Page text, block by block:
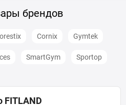
брендов
Cornix Gymtek
SmartGym Sportop
FITLAND